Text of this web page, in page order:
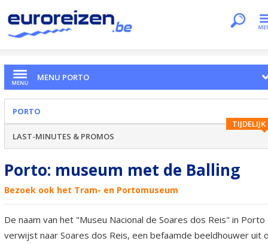
MENU PORTO
PORTO
TIJDELIJK
LAST-MINUTES & PROMOS
Porto: museum met de Balling
Bezoek ook het Tram- en Portomuseum
De naam van het "Museu Nacional de Soares dos Reis" in Porto
verwijst naar Soares dos Reis, een befaamde beeldhouwer uit